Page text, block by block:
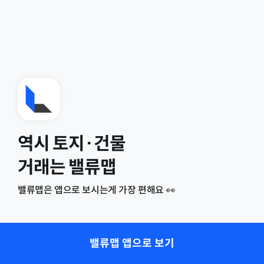
역시 토지·건물
거래는 밸류맵
밸류맵은 앱으로 보시는게 가장 편해요 👀
밸류맵 앱으로 보기